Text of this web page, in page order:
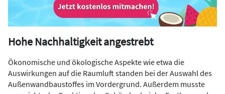
Hohe Nachhaltigkeit angestrebt
Ökonomische und ökologische Aspekte wie etwa die
Auswirkungen auf die Raumluft standen bei der Auswahl des
Außenwandbaustoffes im Vordergrund. Außerdem musste